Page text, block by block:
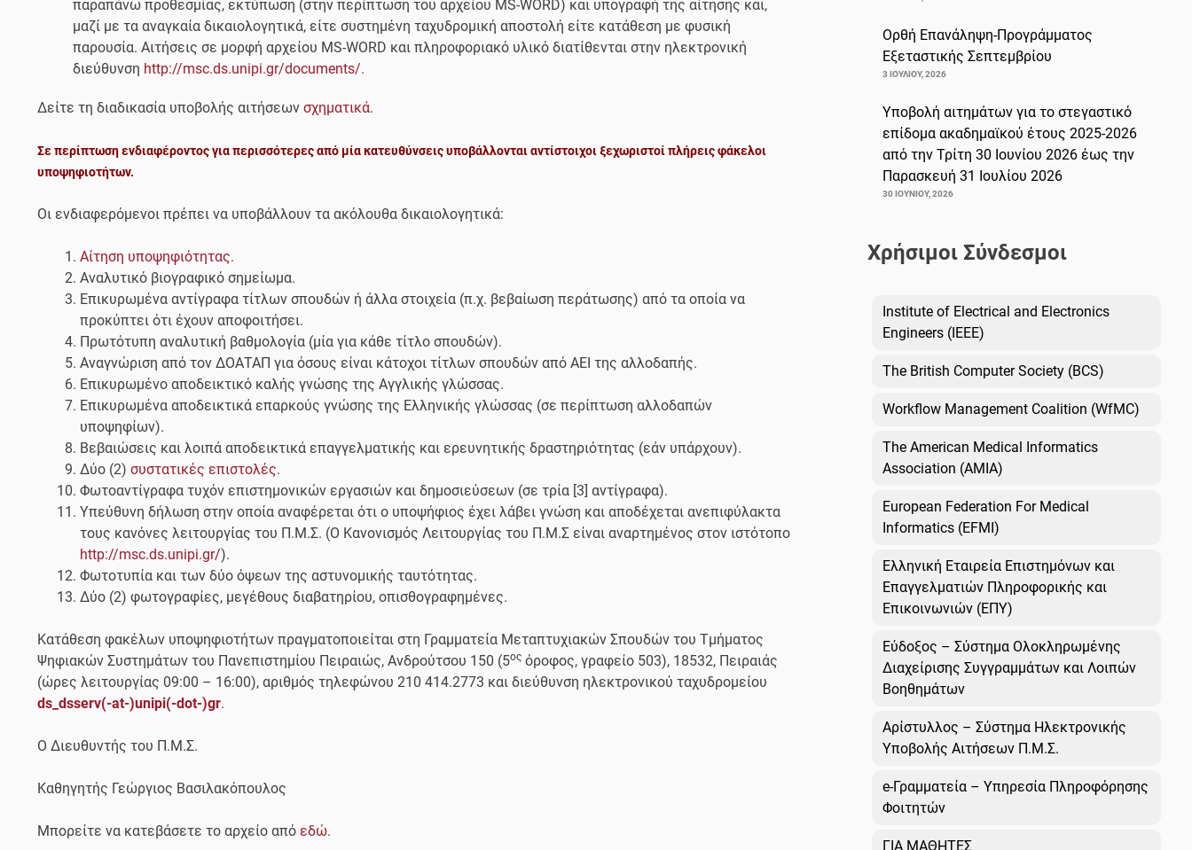
παραπάνω προθεσμίας, εκτύπωση (στην περίπτωση του αρχείου MS-WORD) και υπογραφή της αίτησης και,
μαζί με τα αναγκαία δικαιολογητικά, είτε συστημένη ταχυδρομική αποστολή είτε κατάθεση με φυσική
παρουσία. Αιτήσεις σε μορφή αρχείου MS-WORD και πληροφοριακό υλικό διατίθενται στην ηλεκτρονική
διεύθυνση http://msc.ds.unipi.gr/documents/.
Δείτε τη διαδικασία υποβολής αιτήσεων σχηματικά.
Σε περίπτωση ενδιαφέροντος για περισσότερες από μία κατευθύνσεις υποβάλλονται αντίστοιχοι ξεχωριστοί πλήρεις φάκελοι
υποψηφιοτήτων.
Οι ενδιαφερόμενοι πρέπει να υποβάλλουν τα ακόλουθα δικαιολογητικά:
Αίτηση υποψηφιότητας.
Αναλυτικό βιογραφικό σημείωμα.
Επικυρωμένα αντίγραφα τίτλων σπουδών ή άλλα στοιχεία (π.χ. βεβαίωση περάτωσης) από τα οποία να
προκύπτει ότι έχουν αποφοιτήσει.
Πρωτότυπη αναλυτική βαθμολογία (μία για κάθε τίτλο σπουδών).
Αναγνώριση από τον ΔΟΑΤΑΠ για όσους είναι κάτοχοι τίτλων σπουδών από ΑΕΙ της αλλοδαπής.
Επικυρωμένο αποδεικτικό καλής γνώσης της Αγγλικής γλώσσας.
Επικυρωμένα αποδεικτικά επαρκούς γνώσης της Ελληνικής γλώσσας (σε περίπτωση αλλοδαπών
υποψηφίων).
Βεβαιώσεις και λοιπά αποδεικτικά επαγγελματικής και ερευνητικής δραστηριότητας (εάν υπάρχουν).
Δύο (2) συστατικές επιστολές.
Φωτοαντίγραφα τυχόν επιστημονικών εργασιών και δημοσιεύσεων (σε τρία [3] αντίγραφα).
Υπεύθυνη δήλωση στην οποία αναφέρεται ότι ο υποψήφιος έχει λάβει γνώση και αποδέχεται ανεπιφύλακτα
τους κανόνες λειτουργίας του Π.Μ.Σ. (Ο Κανονισμός Λειτουργίας του Π.Μ.Σ είναι αναρτημένος στον ιστότοπο
http://msc.ds.unipi.gr/).
Φωτοτυπία και των δύο όψεων της αστυνομικής ταυτότητας.
Δύο (2) φωτογραφίες, μεγέθους διαβατηρίου, οπισθογραφημένες.
Κατάθεση φακέλων υποψηφιοτήτων πραγματοποιείται στη Γραμματεία Μεταπτυχιακών Σπουδών του Τμήματος
Ψηφιακών Συστημάτων του Πανεπιστημίου Πειραιώς, Ανδρούτσου 150 (5οςόροφος, γραφείο 503), 18532, Πειραιάς
(ώρες λειτουργίας 09:00 – 16:00), αριθμός τηλεφώνου 210 414.2773 και διεύθυνση ηλεκτρονικού ταχυδρομείου
ds_dsserv(-at-)unipi(-dot-)gr.
Ο Διευθυντής του Π.Μ.Σ.
Καθηγητής Γεώργιος Βασιλακόπουλος
Μπορείτε να κατεβάσετε το αρχείο από εδώ.
Ορθή Επανάληψη-Προγράμματος
Εξεταστικής Σεπτεμβρίου
3 ΙΟΥΛΊΟΥ, 2026
Υποβολή αιτημάτων για το στεγαστικό
επίδομα ακαδημαϊκού έτους 2025-2026
από την Τρίτη 30 Ιουνίου 2026 έως την
Παρασκευή 31 Ιουλίου 2026
30 ΙΟΥΝΊΟΥ, 2026
Χρήσιμοι Σύνδεσμοι
Institute of Electrical and Electronics
Engineers (IEEE)
The British Computer Society (BCS)
Workflow Management Coalition (WfMC)
The American Medical Informatics
Association (AMIA)
European Federation For Medical
Informatics (EFMI)
Ελληνική Εταιρεία Επιστημόνων και
Επαγγελματιών Πληροφορικής και
Επικοινωνιών (ΕΠΥ)
Εύδοξος – Σύστημα Ολοκληρωμένης
Διαχείρισης Συγγραμμάτων και Λοιπών
Βοηθημάτων
Αρίστυλλος – Σύστημα Ηλεκτρονικής
Υποβολής Αιτήσεων Π.Μ.Σ.
e-Γραμματεία – Υπηρεσία Πληροφόρησης
Φοιτητών
ΓΙΑ ΜΑΘΗΤΕΣ